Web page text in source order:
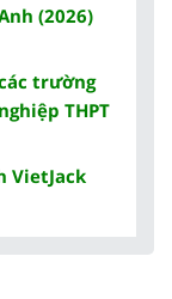
(2026)
trường
THPT
VietJack